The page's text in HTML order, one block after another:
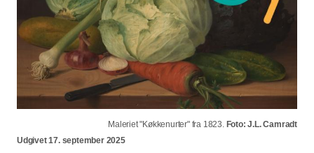
Maleriet "Køkkenurter" fra 1823. Foto: J.L. Camradt
Udgivet 17. september 2025